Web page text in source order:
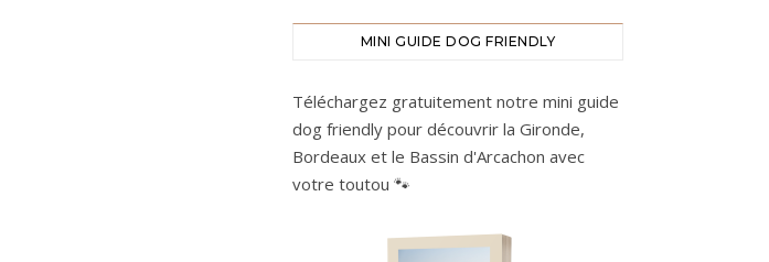
MINI GUIDE DOG FRIENDLY
Téléchargez gratuitement notre mini guide
dog friendly pour découvrir la Gironde,
Bordeaux et le Bassin d'Arcachon avec
votre toutou 🐾